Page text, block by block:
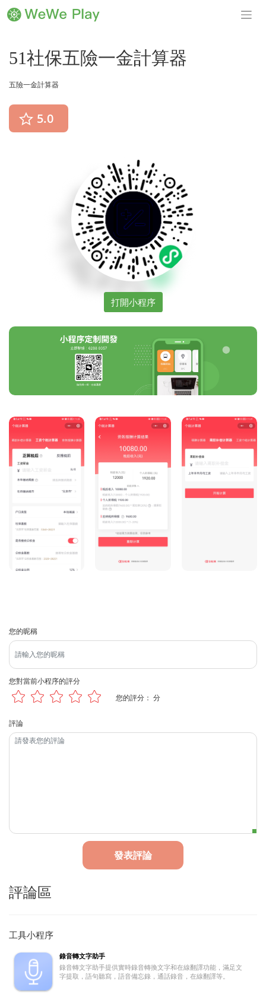
51社保五險一金計算器
五險一金計算器
5.0
打開小程序
您的昵稱
您對當前小程序的評分
您的評分： 分
評論
發表評論
評論區
工具小程序
錄音轉文字助手
錄音轉文字助手提供實時錄音轉換文字和在線翻譯功能，滿足文
字提取，語句聽寫，語音備忘錄，通話錄音，在線翻譯等。